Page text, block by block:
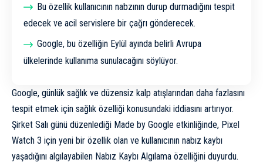
Bu özellik kullanıcının nabzının durup durmadığını tespit
edecek ve acil servislere bir çağrı gönderecek.
Google, bu özelliğin Eylül ayında belirli Avrupa
ülkelerinde kullanıma sunulacağını söylüyor.
Google, günlük sağlık ve düzensiz kalp atışlarından daha fazlasını
tespit etmek için sağlık özelliği konusundaki iddiasını artırıyor.
Şirket Salı günü düzenlediği Made by Google etkinliğinde, Pixel
Watch 3 için yeni bir özellik olan ve kullanıcının nabız kaybı
yaşadığını algılayabilen Nabız Kaybı Algılama özelliğini duyurdu.